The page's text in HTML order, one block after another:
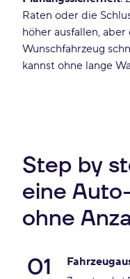
Raten oder die
höher ausfallen,
Wunschfahrzeug
kannst ohne lange
Step by
eine
ohne
01